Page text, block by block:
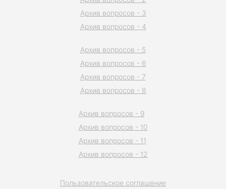
Пользовательское соглашение
Архив вопросов - 3
Архив вопросов - 4
Архив вопросов - 5
Архив вопросов - 6
Архив вопросов - 7
Архив вопросов - 8
Архив вопросов - 9
Архив вопросов - 10
Архив вопросов - 11
Архив вопросов - 12